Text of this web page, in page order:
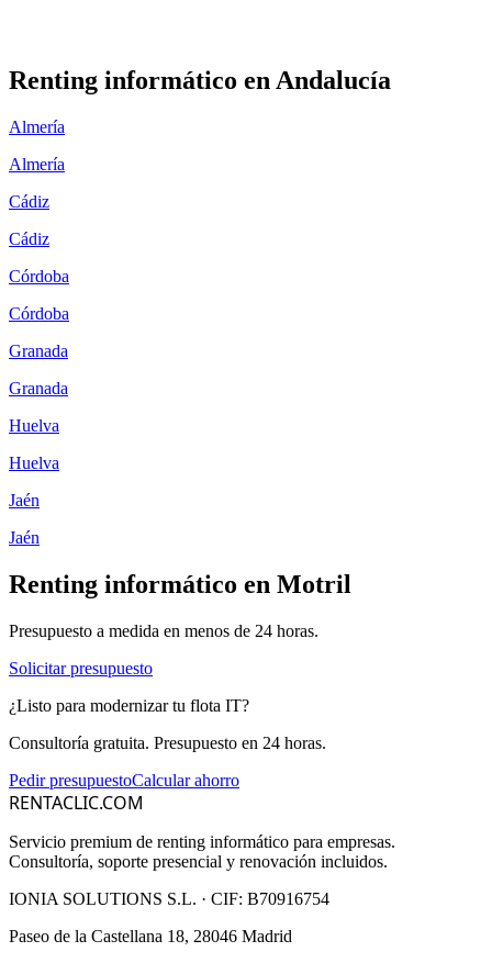
Renting informático enAndalucía
Almería
Almería
Cádiz
Cádiz
Córdoba
Córdoba
Granada
Granada
Huelva
Huelva
Jaén
Jaén
Renting informático en Motril
Presupuesto a medida en menos de 24 horas.
Solicitar presupuesto
¿Listo para modernizar tu flota IT?
Consultoría gratuita. Presupuesto en 24 horas.
Pedir presupuestoCalcular ahorro
RENTACLIC.COM
Servicio premium de renting informático para empresas.
Consultoría, soporte presencial y renovación incluidos.
IONIA SOLUTIONS S.L. · CIF: B70916754
Paseo de la Castellana 18, 28046 Madrid